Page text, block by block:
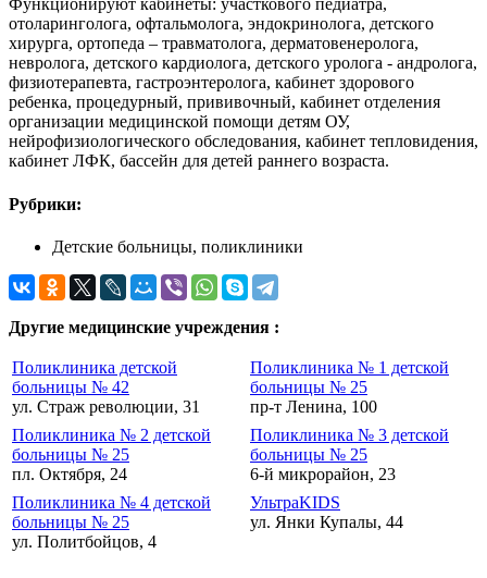
Функционируют кабинеты: участкового педиатра,
отоларинголога, офтальмолога, эндокринолога, детского
хирурга, ортопеда – травматолога, дерматовенеролога,
невролога, детского кардиолога, детского уролога - андролога,
физиотерапевта, гастроэнтеролога, кабинет здорового
ребенка, процедурный, прививочный, кабинет отделения
организации медицинской помощи детям ОУ,
нейрофизиологического обследования, кабинет тепловидения,
кабинет ЛФК, бассейн для детей раннего возраста.
Рубрики:
Детские больницы, поликлиники
Другие медицинские учреждения :
Поликлиника детской
больницы № 42
ул. Страж революции, 31
Поликлиника № 1 детской
больницы № 25
пр-т Ленина, 100
Поликлиника № 2 детской
больницы № 25
пл. Октября, 24
Поликлиника № 3 детской
больницы № 25
6-й микрорайон, 23
Поликлиника № 4 детской
больницы № 25
ул. Политбойцов, 4
УльтраKIDS
ул. Янки Купалы, 44